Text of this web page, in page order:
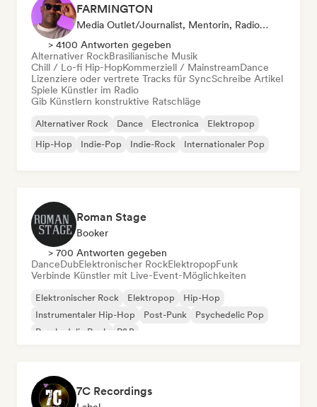
FARMINGTON
Media Outlet/Journalist, Mentorin, Radiosender, Sync Supervisor
> 4100 Antworten gegeben
Alternativer RockBrasilianische Musik
Chill / Lo-fi Hip-HopKommerziell / MainstreamDance
Lizenziere oder vertrete Tracks für SyncSchreibe Artikel
Spiele Künstler im Radio
Gib Künstlern konstruktive Ratschläge
Alternativer Rock Dance Electronica
Elektropop
Hip-Hop
Indie-Pop Indie-Rock Internationaler Pop
Roman Stage
Booker
> 700 Antworten gegeben
DanceDubElektronischer RockElektropopFunk
Verbinde Künstler mit Live-Event-Möglichkeiten
Elektronischer Rock Elektropop
Hip-Hop
Instrumentaler Hip-Hop
Post-Punk
Psychedelic Pop
Psychedelic Rock
R&B
7C Recordings